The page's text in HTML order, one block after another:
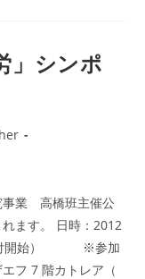
」シンポ
事業 高橋班主催公
ます。 日時：2012
受付開始） ※参加
フ 7 階カトレア（